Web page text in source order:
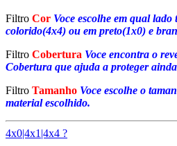
Filtro Cor Voce escolhe em qual lado
colorido(4x4) ou em preto(1x0) e
Filtro Cobertura Voce encontra o
Cobertura que ajuda a proteger
Filtro Tamanho Voce escolhe o
material escolhido.
4x0|4x1|4x4 ?